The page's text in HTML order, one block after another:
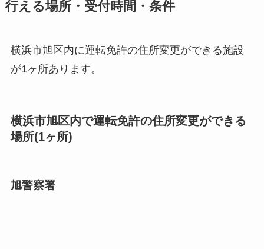
行える場所・受付時間・条件
横浜市旭区内に運転免許の住所変更ができる施設
が1ヶ所あります。
横浜市旭区内で運転免許の住所変更ができる
場所(1ヶ所)
旭警察署